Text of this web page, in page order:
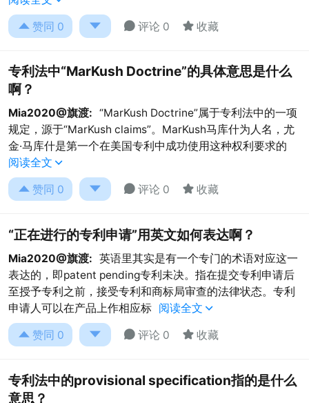
 赞同 0   评论 0  收藏
专利法中“MarKush Doctrine”的具体意思是什么
啊？
Mia2020@旗渡: “MarKush Doctrine”属于专利法中的一项
规定，源于“MarKush claims”。MarKush马库什为人名，尤
金·马库什是第一个在美国专利中成功使用这种权利要求的
阅读全文 
 赞同 0   评论 0  收藏
“正在进行的专利申请”用英文如何表达啊？
Mia2020@旗渡: 英语里其实是有一个专门的术语对应这一
表达的，即patent pending专利未决。指在提交专利申请后
至授予专利之前，接受专利和商标局审查的法律状态。专利
申请人可以在产品上作相应标 阅读全文 
 赞同 0   评论 0  收藏
专利法中的provisional specification指的是什么
意思？